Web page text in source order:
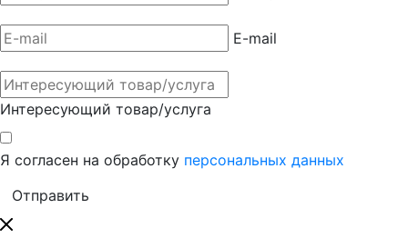
E-mail
Интересующий товар/услуга
Я согласен на обработку персональных данных